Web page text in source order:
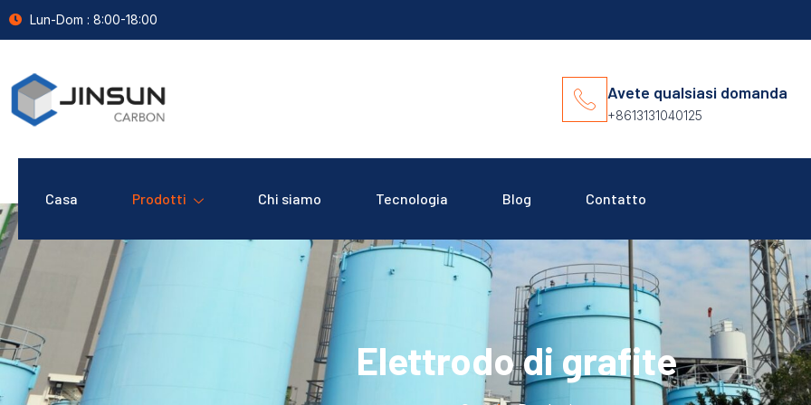
Lun-Dom : 8:00-18:00
Avete qualsiasi domanda
+8613131040125
Casa Prodotti Chi siamo Tecnologia Blog Contatto
Elettrodo di grafite